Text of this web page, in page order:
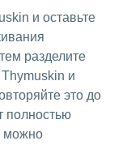
и оставьте
разделите
и
это до
полностью
можно